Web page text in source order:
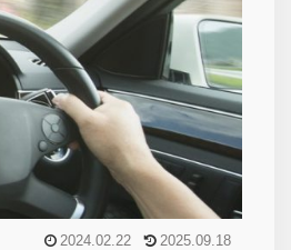
2024.02.22 2025.09.18